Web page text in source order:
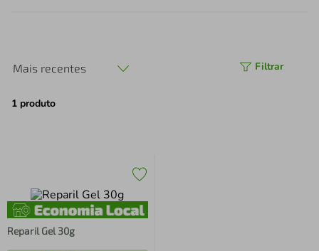
Mais recentes Filtrar
1 produto
Reparil Gel 30g
perfume
4º